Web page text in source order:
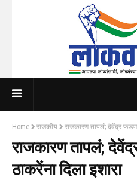
Home राजकीय राजकारण तापलं; देवेंद्र
राजकारण तापलं;
ठाकरेंना दिला इशारा